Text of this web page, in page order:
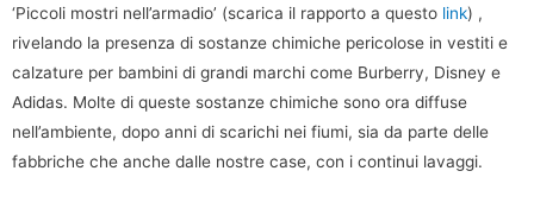
‘Piccoli mostri nell’armadio’ (scarica il rapporto a questo link) ,
rivelando la presenza di sostanze chimiche pericolose in vestiti e
calzature per bambini di grandi marchi come Burberry, Disney e
Adidas. Molte di queste sostanze chimiche sono ora diffuse
nell’ambiente, dopo anni di scarichi nei fiumi, sia da parte delle
fabbriche che anche dalle nostre case, con i continui lavaggi.